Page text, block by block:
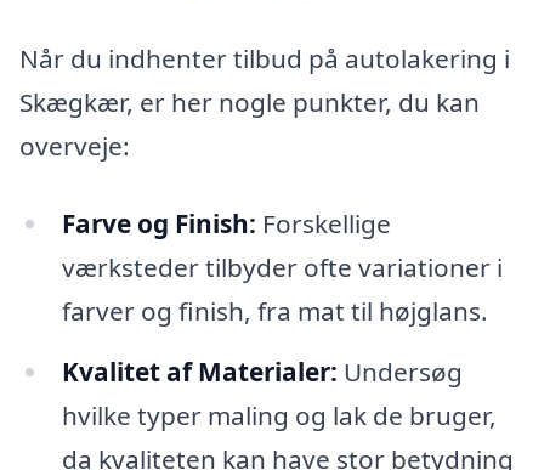
Når du indhenter tilbud på autolakering i
Skægkær, er her nogle punkter, du kan
overveje:
Farve og Finish: Forskellige
værksteder tilbyder ofte variationer i
farver og finish, fra mat til højglans.
Kvalitet af Materialer: Undersøg
hvilke typer maling og lak de bruger,
da kvaliteten kan have stor betydning